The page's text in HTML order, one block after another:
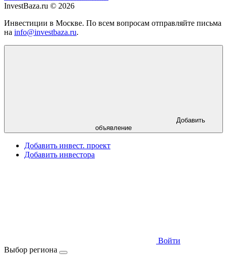
InvestBaza.ru © 2026
Инвестиции в Москве. По всем вопросам отправляйте письма
на info@investbaza.ru.
Добавить
объявление
Добавить инвест. проект
Добавить инвестора
Войти
Выбор региона